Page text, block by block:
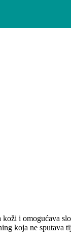
i omogućava
koja ne sputava